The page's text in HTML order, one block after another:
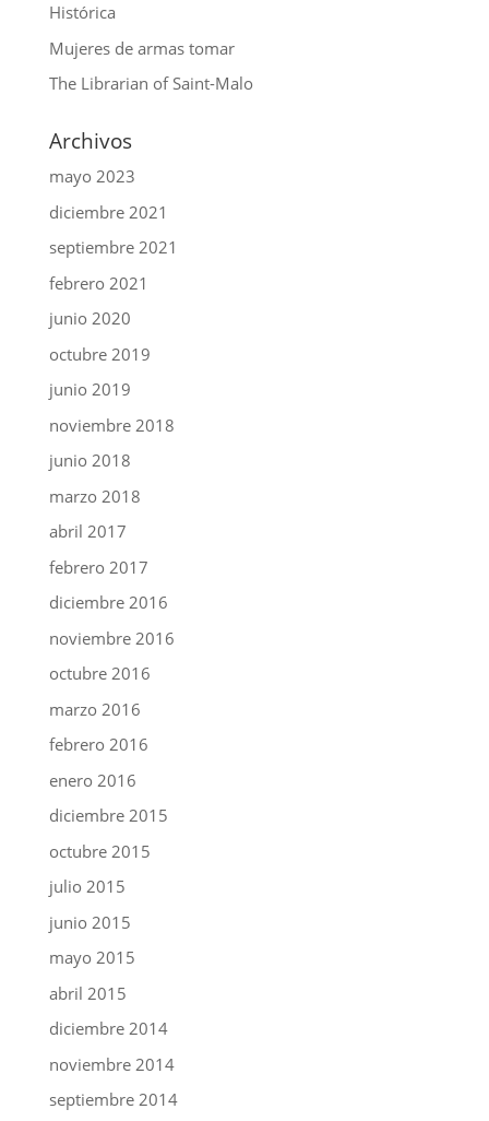
Histórica
Mujeres de armas tomar
The Librarian of Saint-Malo
Archivos
mayo 2023
diciembre 2021
septiembre 2021
febrero 2021
junio 2020
octubre 2019
junio 2019
noviembre 2018
junio 2018
marzo 2018
abril 2017
febrero 2017
diciembre 2016
noviembre 2016
octubre 2016
marzo 2016
febrero 2016
enero 2016
diciembre 2015
octubre 2015
julio 2015
junio 2015
mayo 2015
abril 2015
diciembre 2014
noviembre 2014
septiembre 2014